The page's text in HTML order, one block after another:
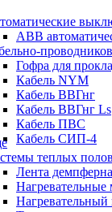
ABB
Гофра для
Кабель NYM
Кабель ВВГнг
Кабель ВВГнг Ls
Кабель ПВС
Кабель СИП-4
теплых полов
Лента
Нагревательные
Нагревательный